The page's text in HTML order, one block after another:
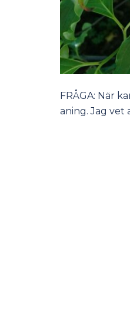
FRÅGA: När
aning. Jag vet